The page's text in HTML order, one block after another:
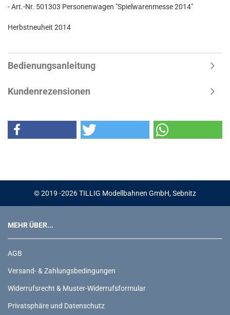
- Art.-Nr. 501303 Personenwagen "Spielwarenmesse 2014"
Herbstneuheit 2014
Bedienungsanleitung
Kundenrezensionen
© 2019 -2026 TILLIG Modellbahnen GmbH, Sebnitz
MEHR ÜBER...
AGB
Versand- & Zahlungsbedingungen
Widerrufsrecht & Muster-Widerrufsformular
Privatsphäre und Datenschutz